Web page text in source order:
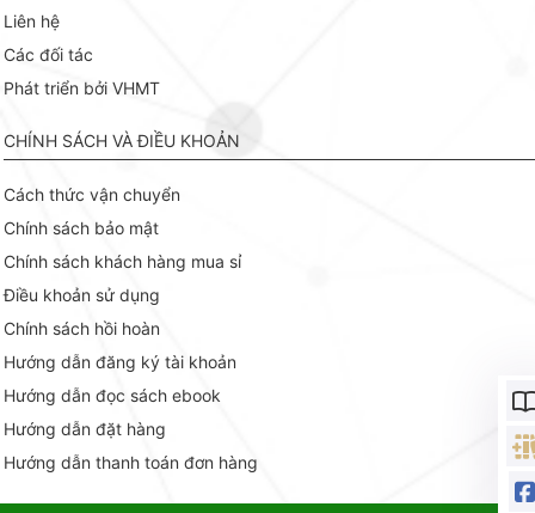
Liên hệ
Các đối tác
Phát triển bởi VHMT
CHÍNH SÁCH VÀ ĐIỀU KHOẢN
Cách thức vận chuyển
Chính sách bảo mật
Chính sách khách hàng mua sỉ
Điều khoản sử dụng
Chính sách hồi hoàn
Hướng dẫn đăng ký tài khoản
Hướng dẫn đọc sách ebook
Hướng dẫn đặt hàng
Hướng dẫn thanh toán đơn hàng